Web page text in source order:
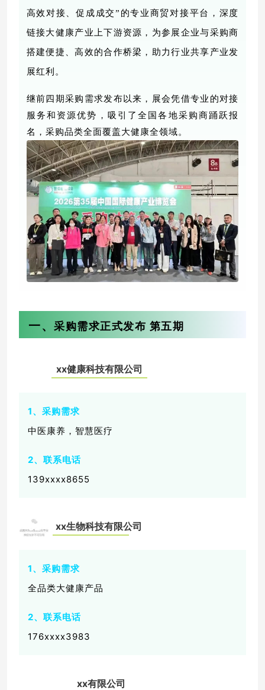
高效对接、促成成交”的专业商贸对接平台 ，深度
链接大健康产业上下游资源，为参展企业与采购商
搭建便捷、高效的合作桥梁，助力行业共享产业发
展红利。
继前四期采购需求发布以来，展会凭借专业的对接
服务和资源优势，吸引了全国各地采购商踊跃报
名，采购品类全面覆盖大健康全领域。
一、采购需求正式发布 第五期
xx健康科技有限公司
1、采购需求
中医康养，智慧医疗
2、联系电话
139xxxx8655
02 xx生物科技有限公司
1、采购需求
全品类大健康产品
2、联系电话
176xxxx3983
xx有限公司